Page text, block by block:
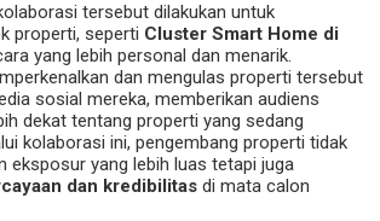
tersebut dilakukan untuk
properti, seperti Cluster Smart Home di
yang lebih personal dan menarik.
dan mengulas properti tersebut
sosial mereka, memberikan audiens
dekat tentang properti yang sedang
kolaborasi ini, pengembang properti tidak
eksposur yang lebih luas tetapi juga
dan kredibilitas di mata calon